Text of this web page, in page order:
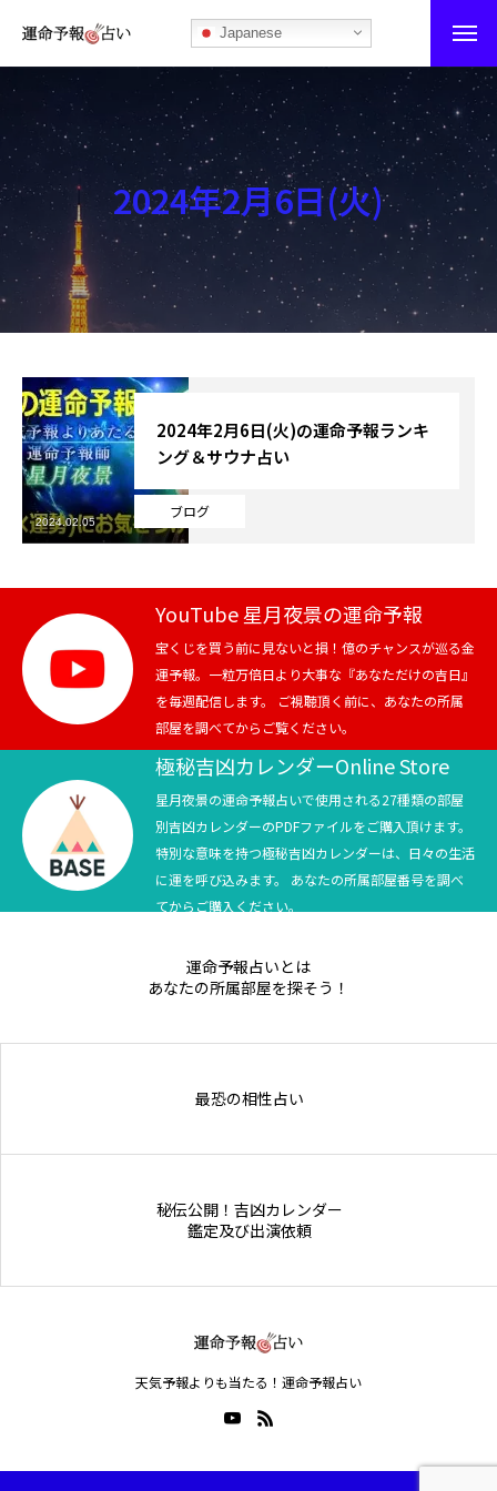
Japanese
運命予報占い
運命予報占いとは
あなたの所属部屋を探そう！
最恐の相性占い
秘伝公開！吉凶カレンダー
記事カテゴリー
ブログ
お知らせ
芸能界
テニス
スポーツ
競馬
テニス四大大会・五輪
テニス四大大会・五輪
2024年2月6日(火)
ブログ
2024年2月6日(火)の運命予報ランキ
ング＆サウナ占い
2024.02.05
YouTube 星月夜景の運命予報
宝くじを買う前に見ないと損！億のチャンスが巡る金
運予報。一粒万倍日より大事な『あなただけの吉日』
を毎週配信します。 ご視聴頂く前に、あなたの所属
部屋を調べてからご覧ください。
極秘吉凶カレンダーOnline Store
星月夜景の運命予報占いで使用される27種類の部屋
別吉凶カレンダーのPDFファイルをご購入頂けます。
特別な意味を持つ極秘吉凶カレンダーは、日々の生活
に運を呼び込みます。 あなたの所属部屋番号を調べ
てからご購入ください。
運命予報占いとは
あなたの所属部屋を探そう！
最恐の相性占い
秘伝公開！吉凶カレンダー
鑑定及び出演依頼
天気予報よりも当たる！運命予報占い